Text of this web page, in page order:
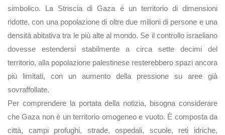
simbolico. La Striscia di Gaza è un territorio di dimensioni
ridotte, con una popolazione di oltre due milioni di persone e una
densità abitativa tra le più alte al mondo. Se il controllo israeliano
dovesse estendersi stabilmente a circa sette decimi del
territorio, alla popolazione palestinese resterebbero spazi ancora
più limitati, con un aumento della pressione su aree già
sovraffollate.
Per comprendere la portata della notizia, bisogna considerare
che Gaza non è un territorio omogeneo e vuoto. È composta da
città, campi profughi, strade, ospedali, scuole, reti idriche,